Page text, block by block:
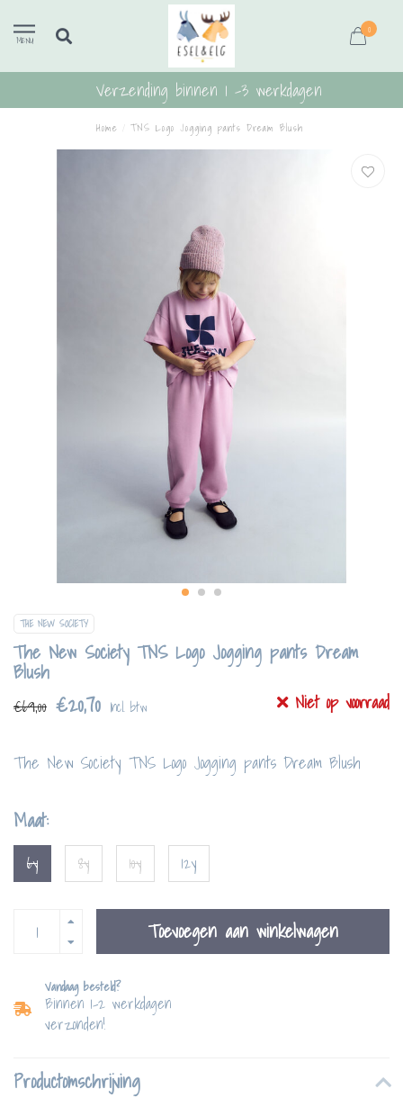
MENU
0
Verzending binnen 1 -3 werkdagen
Home TNS Logo Jogging pants Dream Blush
THE NEW SOCIETY
The New Society TNS Logo Jogging pants Dream
Blush
€69,00 €20,70 Incl. btw Niet op voorraad
The New Society TNS Logo Jogging pants Dream Blush
Maat:
6y 8y 10y 12y
Toevoegen aan winkelwagen
Vandaag besteld?
Binnen 1-2 werkdagen
verzonden!
Productomschrijving